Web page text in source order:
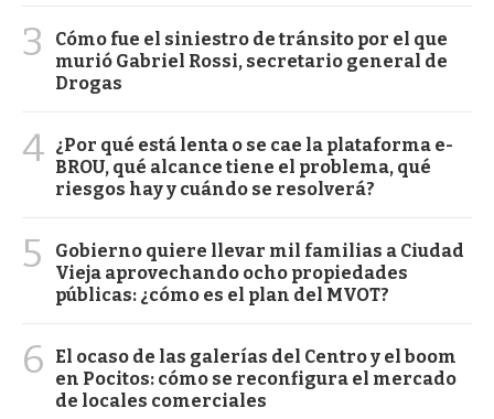
3
Cómo fue el siniestro de tránsito por el que
murió Gabriel Rossi, secretario general de
Drogas
4 ¿Por qué está lenta o se cae la plataforma e-
BROU, qué alcance tiene el problema, qué
riesgos hay y cuándo se resolverá?
5
Gobierno quiere llevar mil familias a Ciudad
Vieja aprovechando ocho propiedades
públicas: ¿cómo es el plan del MVOT?
6
El ocaso de las galerías del Centro y el boom
en Pocitos: cómo se reconfigura el mercado
de locales comerciales